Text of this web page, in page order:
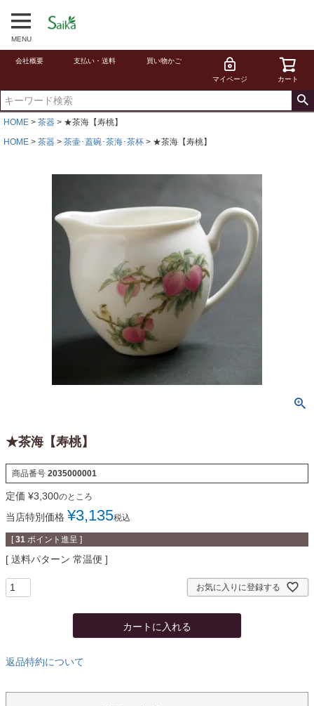
MENU
会社概要 支払い・送料 買い物かご
マイページ カート
HOME 茶器
★茶海【寿桃】
HOME
茶器 茶壷･蓋碗･茶海･茶杯 ★茶海【寿桃】
★茶海【寿桃】
商品番号 2035000001
定価 ¥3,300のところ
当店特別価格 ¥3,135税込
[ 31 ポイント進呈 ]
送料パターン 常温便
お気に入りに登録する
カートに入れる
返品特約について